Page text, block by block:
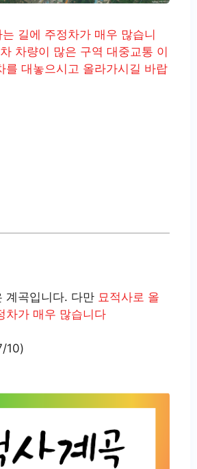
길에 주정차가 매우 많습니
차량이 많은 구역 대중교통 이
를 대놓으시고 올라가시길 바랍
계곡입니다. 다만 묘적사로 올
차가 매우 많습니다
10)